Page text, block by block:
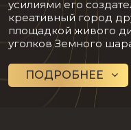
усилиями его
креативный город
площадкой живого
уголков Земного
ПОДРОБНЕЕ